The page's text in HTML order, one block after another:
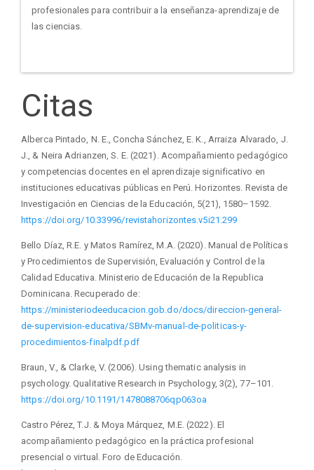
profesionales para contribuir a la enseñanza-aprendizaje de
las ciencias.
Citas
Alberca Pintado, N. E., Concha Sánchez, E. K., Arraiza Alvarado, J.
J., & Neira Adrianzen, S. E. (2021). Acompañamiento pedagógico
y competencias docentes en el aprendizaje significativo en
instituciones educativas públicas en Perú. Horizontes. Revista de
Investigación en Ciencias de la Educación, 5(21), 1580–1592.
https://doi.org/10.33996/revistahorizontes.v5i21.299
Bello Díaz, R.E. y Matos Ramírez, M.A. (2020). Manual de Políticas
y Procedimientos de Supervisión, Evaluación y Control de la
Calidad Educativa. Ministerio de Educación de la Republica
Dominicana. Recuperado de:
https://ministeriodeeducacion.gob.do/docs/direccion-general-
de-supervision-educativa/SBMv-manual-de-politicas-y-
procedimientos-finalpdf.pdf
Braun, V., & Clarke, V. (2006). Using thematic analysis in
psychology. Qualitative Research in Psychology, 3(2), 77–101.
https://doi.org/10.1191/1478088706qp063oa
Castro Pérez, T.J. & Moya Márquez, M.E. (2022). El
acompañamiento pedagógico en la práctica profesional
presencial o virtual. Foro de Educación.